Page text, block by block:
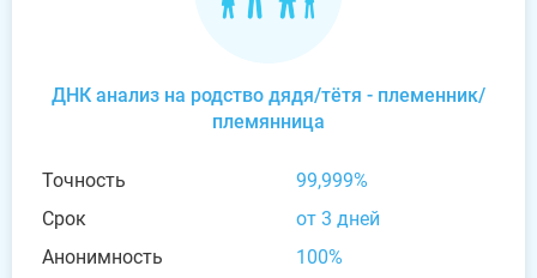
ДНК анализ на родство дядя/тётя - племенник/
племянница
Точность
99,999%
Срок
от 3 дней
Анонимность
100%